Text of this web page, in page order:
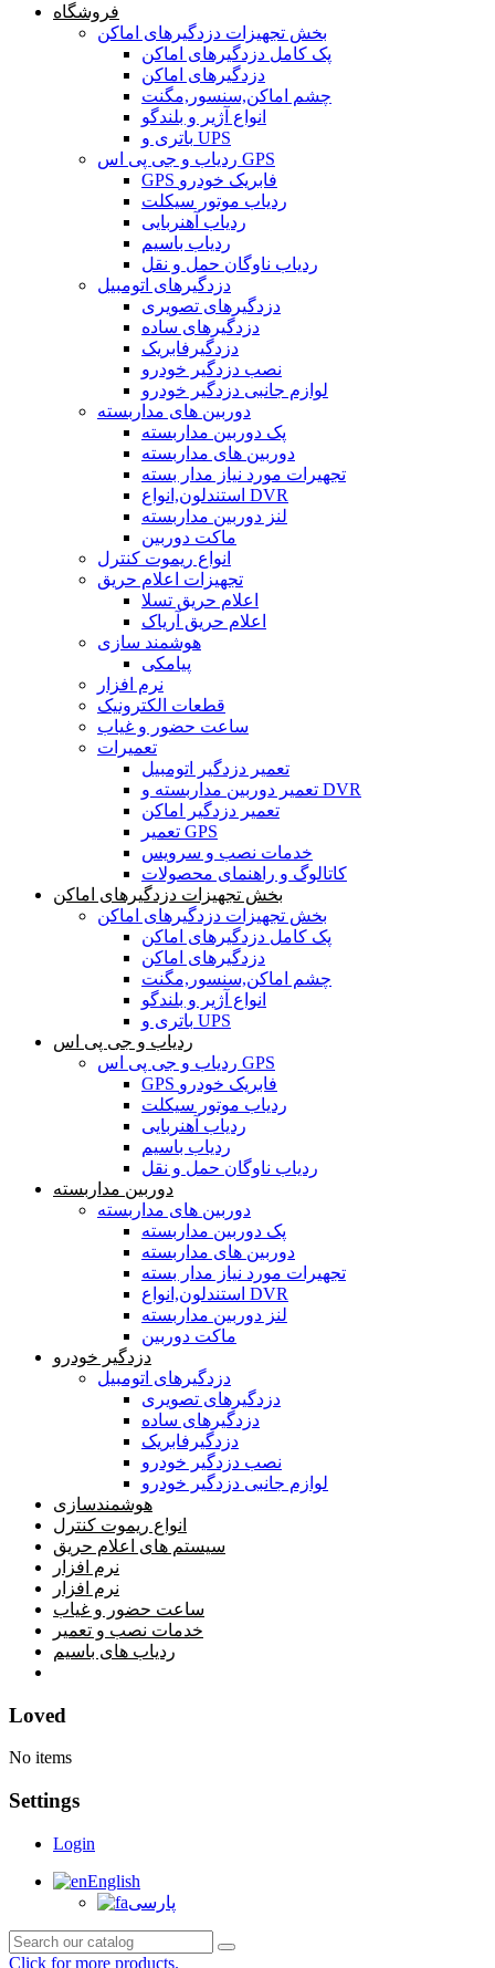
فروشگاه
بخش تجهیزات دزدگیرهای اماکن
پک کامل دزدگیرهای اماکن
دزدگیرهای اماکن
چشم اماکن,سنسور,مگنت
انواع آژیر و بلندگو
باتری و UPS
ردیاب و جی پی اس GPS
GPS فابریک خودرو
ردیاب موتور سیکلت
ردیاب آهنربایی
ردیاب باسیم
ردیاب ناوگان حمل و نقل
دزدگیرهای اتومبیل
دزدگیرهای تصویری
دزدگیرهای ساده
دزدگیرفابریک
نصب دزدگیر خودرو
لوازم جانبی دزدگیر خودرو
دوربین های مداربسته
پک دوربین مداربسته
دوربین های مداربسته
تجهیرات مورد نیاز مدار بسته
استندلون,انواع DVR
لنز دوربین مداربسته
ماکت دوربین
انواع ریموت کنترل
تجهیزات اعلام حریق
اعلام حریق تسلا
اعلام حریق آریاک
هوشمند سازی
پیامکی
نرم افزار
قطعات الکترونیک
ساعت حضور و غیاب
تعمیرات
تعمیر دزدگیر اتومبیل
تعمیر دوربین مداربسته و DVR
تعمیر دزدگیر اماکن
تعمیر GPS
خدمات نصب و سرویس
کاتالوگ و راهنمای محصولات
بخش تجهیزات دزدگیرهای اماکن
بخش تجهیزات دزدگیرهای اماکن
پک کامل دزدگیرهای اماکن
دزدگیرهای اماکن
چشم اماکن,سنسور,مگنت
انواع آژیر و بلندگو
باتری و UPS
ردیاب و جی پی اس
ردیاب و جی پی اس GPS
GPS فابریک خودرو
ردیاب موتور سیکلت
ردیاب آهنربایی
ردیاب باسیم
ردیاب ناوگان حمل و نقل
دوربین مداربسته
دوربین های مداربسته
پک دوربین مداربسته
دوربین های مداربسته
تجهیرات مورد نیاز مدار بسته
استندلون,انواع DVR
لنز دوربین مداربسته
ماکت دوربین
دزدگیر خودرو
دزدگیرهای اتومبیل
دزدگیرهای تصویری
دزدگیرهای ساده
دزدگیرفابریک
نصب دزدگیر خودرو
لوازم جانبی دزدگیر خودرو
هوشمندسازی
انواع ریموت کنترل
سیستم های اعلام حریق
نرم افزار
نرم افزار
ساعت حضور و غیاب
خدمات نصب و تعمیر
ردیاب های باسیم
Loved
No items
Settings
Login
English
پارسی
Click for more products.